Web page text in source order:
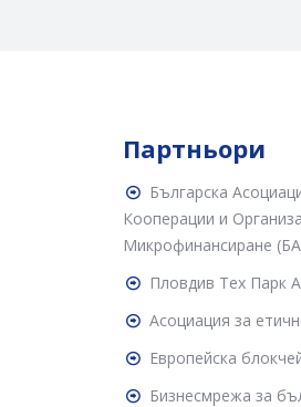
Партньори
Българска
Кооперации и
Микрофинансиране
Пловдив Тех Парк
Асоциация за
Европейска
Бизнесмрежа за